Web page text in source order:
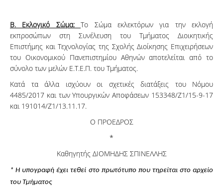
Β. Εκλογικό Σώμα:Το Σώμα εκλεκτόρων για την εκλογή
εκπροσώπων στη Συνέλευση του Τμήματος Διοικητικής
Επιστήμης και Τεχνολογίας της Σχολής Διοίκησης Επιχειρήσεων
του Οικονομικού Πανεπιστημίου Αθηνών αποτελείται από το
σύνολο των μελών Ε.Τ.Ε.Π. του Τμήματος.
Κατά τα άλλα ισχύουν οι σχετικές διατάξεις του Νόμου
4485/2017 και των Υπουργικών Αποφάσεων 153348/Ζ1/15-9-17
και 191014/Ζ1/13.11.17.
Ο ΠΡΟΕΔΡΟΣ
*
Καθηγητής ΔΙΟΜΗΔΗΣ ΣΠΙΝΕΛΛΗΣ
* Η υπογραφή έχει τεθεί στο πρωτότυπο που τηρείται στο αρχείο
του Τμήματος